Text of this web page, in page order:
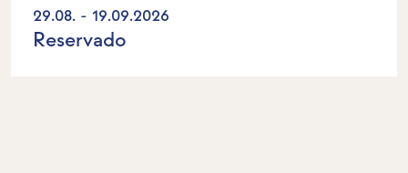
29.08. - 19.09.2026
Reservado